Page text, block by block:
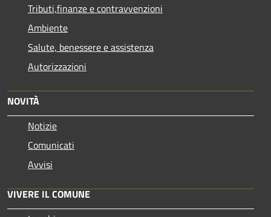
Tributi,finanze e contravvenzioni
Ambiente
Salute, benessere e assistenza
Autorizzazioni
NOVITÀ
Notizie
Comunicati
Avvisi
VIVERE IL COMUNE